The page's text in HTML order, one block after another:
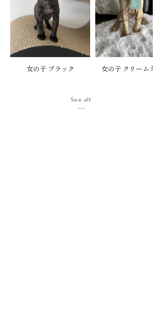
女の子 ブラック 女の子 クリームタビ
See all